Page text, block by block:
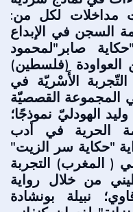
مداخلات لكل من:
السجن في الإبداع
صابر"لمحمود
العواودة (فلسطين)
الأَسْريّة في
المجموعة القصصيّة
الهودليّ نموذجًا؛
الحرية في أدب
"حكاية سر الزيت"
( المغرب) التجربة
من خلال رواية
نبيلة بونشادة